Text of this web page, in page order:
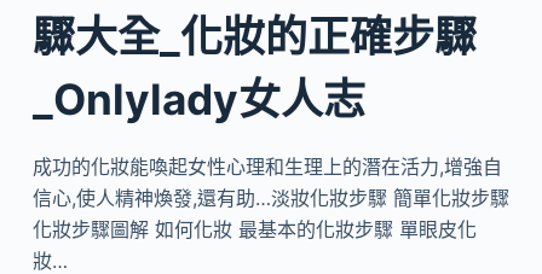
驟大全_化妝的正確步驟
_Onlylady女人志
成功的化妝能喚起女性心理和生理上的潛在活力,增強自
信心,使人精神煥發,還有助…淡妝化妝步驟 簡單化妝步驟
化妝步驟圖解 如何化妝 最基本的化妝步驟 單眼皮化
妝…